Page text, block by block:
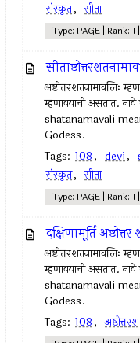
संस्कृत, सीता
Type: PAGE | Rank:
अष्टोत्तरशतनामावलिः
म्हणावयाची असतात.
shatanamavali
Godess.
Tags: 108, devi,
संस्कृत, सीता
Type: PAGE | Rank:
दक्षिणामूर्ति
अष्टोत्तरशतनामावलिः
म्हणावयाची असतात.
shatanamavali
Godess.
Tags: 108,